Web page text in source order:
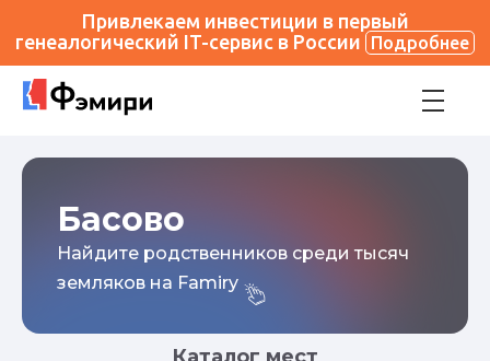
Привлекаем инвестиции в первый
генеалогический IT-сервис в России
Подробнее
Басово
Найдите родственников среди тысяч
земляков на Famiry